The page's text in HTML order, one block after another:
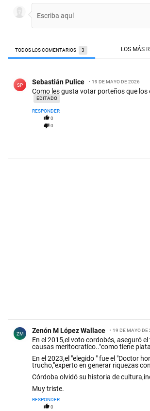
TODOS LOS COMENTARIOS 3 LOS MÁS
SP Sebastián Pulice 19 DE MAYO DE 2026
Como les gusta votar porteños que los
EDITADO
RESPONDER
0
0
ZM Zenón M López Wallace 19 DE MAYO DE
En el 2015,el voto cordobés, aseguró
causas meritocratico.."como tiene
En el 2023,el "elegido " fue el "Doctor
trucho,"experto en generar riquezas
Córdoba olvidó su historia de
Muy triste.
RESPONDER
0